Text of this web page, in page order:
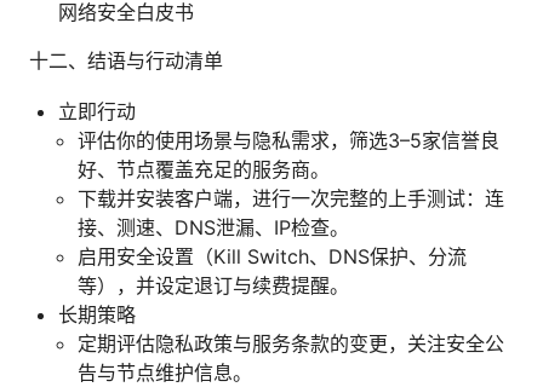
网络安全白皮书
十二、结语与行动清单
立即行动
评估你的使用场景与隐私需求，筛选3–5家信誉良
好、节点覆盖充足的服务商。
下载并安装客户端，进行一次完整的上手测试：连
接、测速、DNS泄漏、IP检查。
启用安全设置（Kill Switch、DNS保护、分流
等），并设定退订与续费提醒。
长期策略
定期评估隐私政策与服务条款的变更，关注安全公
告与节点维护信息。